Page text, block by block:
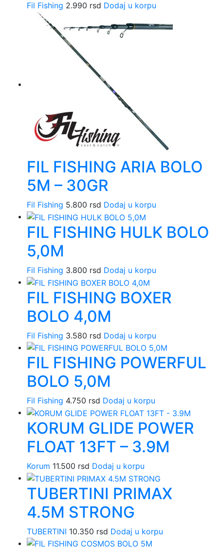
Fil Fishing 2.990 rsd Dodaj u korpu
FIL FISHING ARIA BOLO
5M – 30GR
Fil Fishing 5.800 rsd Dodaj u korpu
FIL FISHING HULK BOLO
5,0M
Fil Fishing 3.800 rsd Dodaj u korpu
FIL FISHING BOXER
BOLO 4,0M
Fil Fishing 3.580 rsd Dodaj u korpu
FIL FISHING POWERFUL
BOLO 5,0M
Fil Fishing 4.750 rsd Dodaj u korpu
KORUM GLIDE POWER
FLOAT 13FT – 3.9M
Korum 11.500 rsd Dodaj u korpu
TUBERTINI PRIMAX
4.5M STRONG
TUBERTINI 10.350 rsd Dodaj u korpu